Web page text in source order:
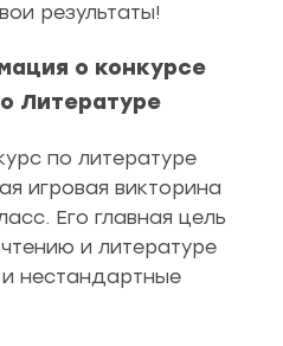
результаты!
о конкурсе
Литературе
по литературе
игровая викторина
Его главная цель
и литературе
и нестандартные